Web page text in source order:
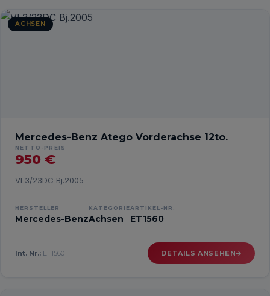
ACHSEN
Mercedes-Benz Atego Vorderachse 12to.
NETTO-PREIS
950 €
VL3/23DC Bj.2005
HERSTELLER
Mercedes-Benz
KATEGORIE
Achsen
ARTIKEL-NR.
ET1560
Int. Nr.: ET1560 DETAILS ANSEHEN